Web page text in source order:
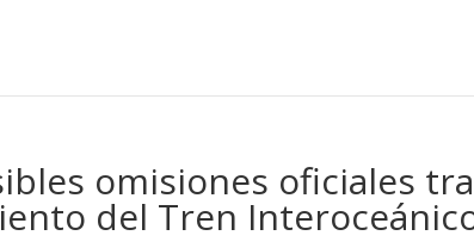
omisiones oficiales
del Tren